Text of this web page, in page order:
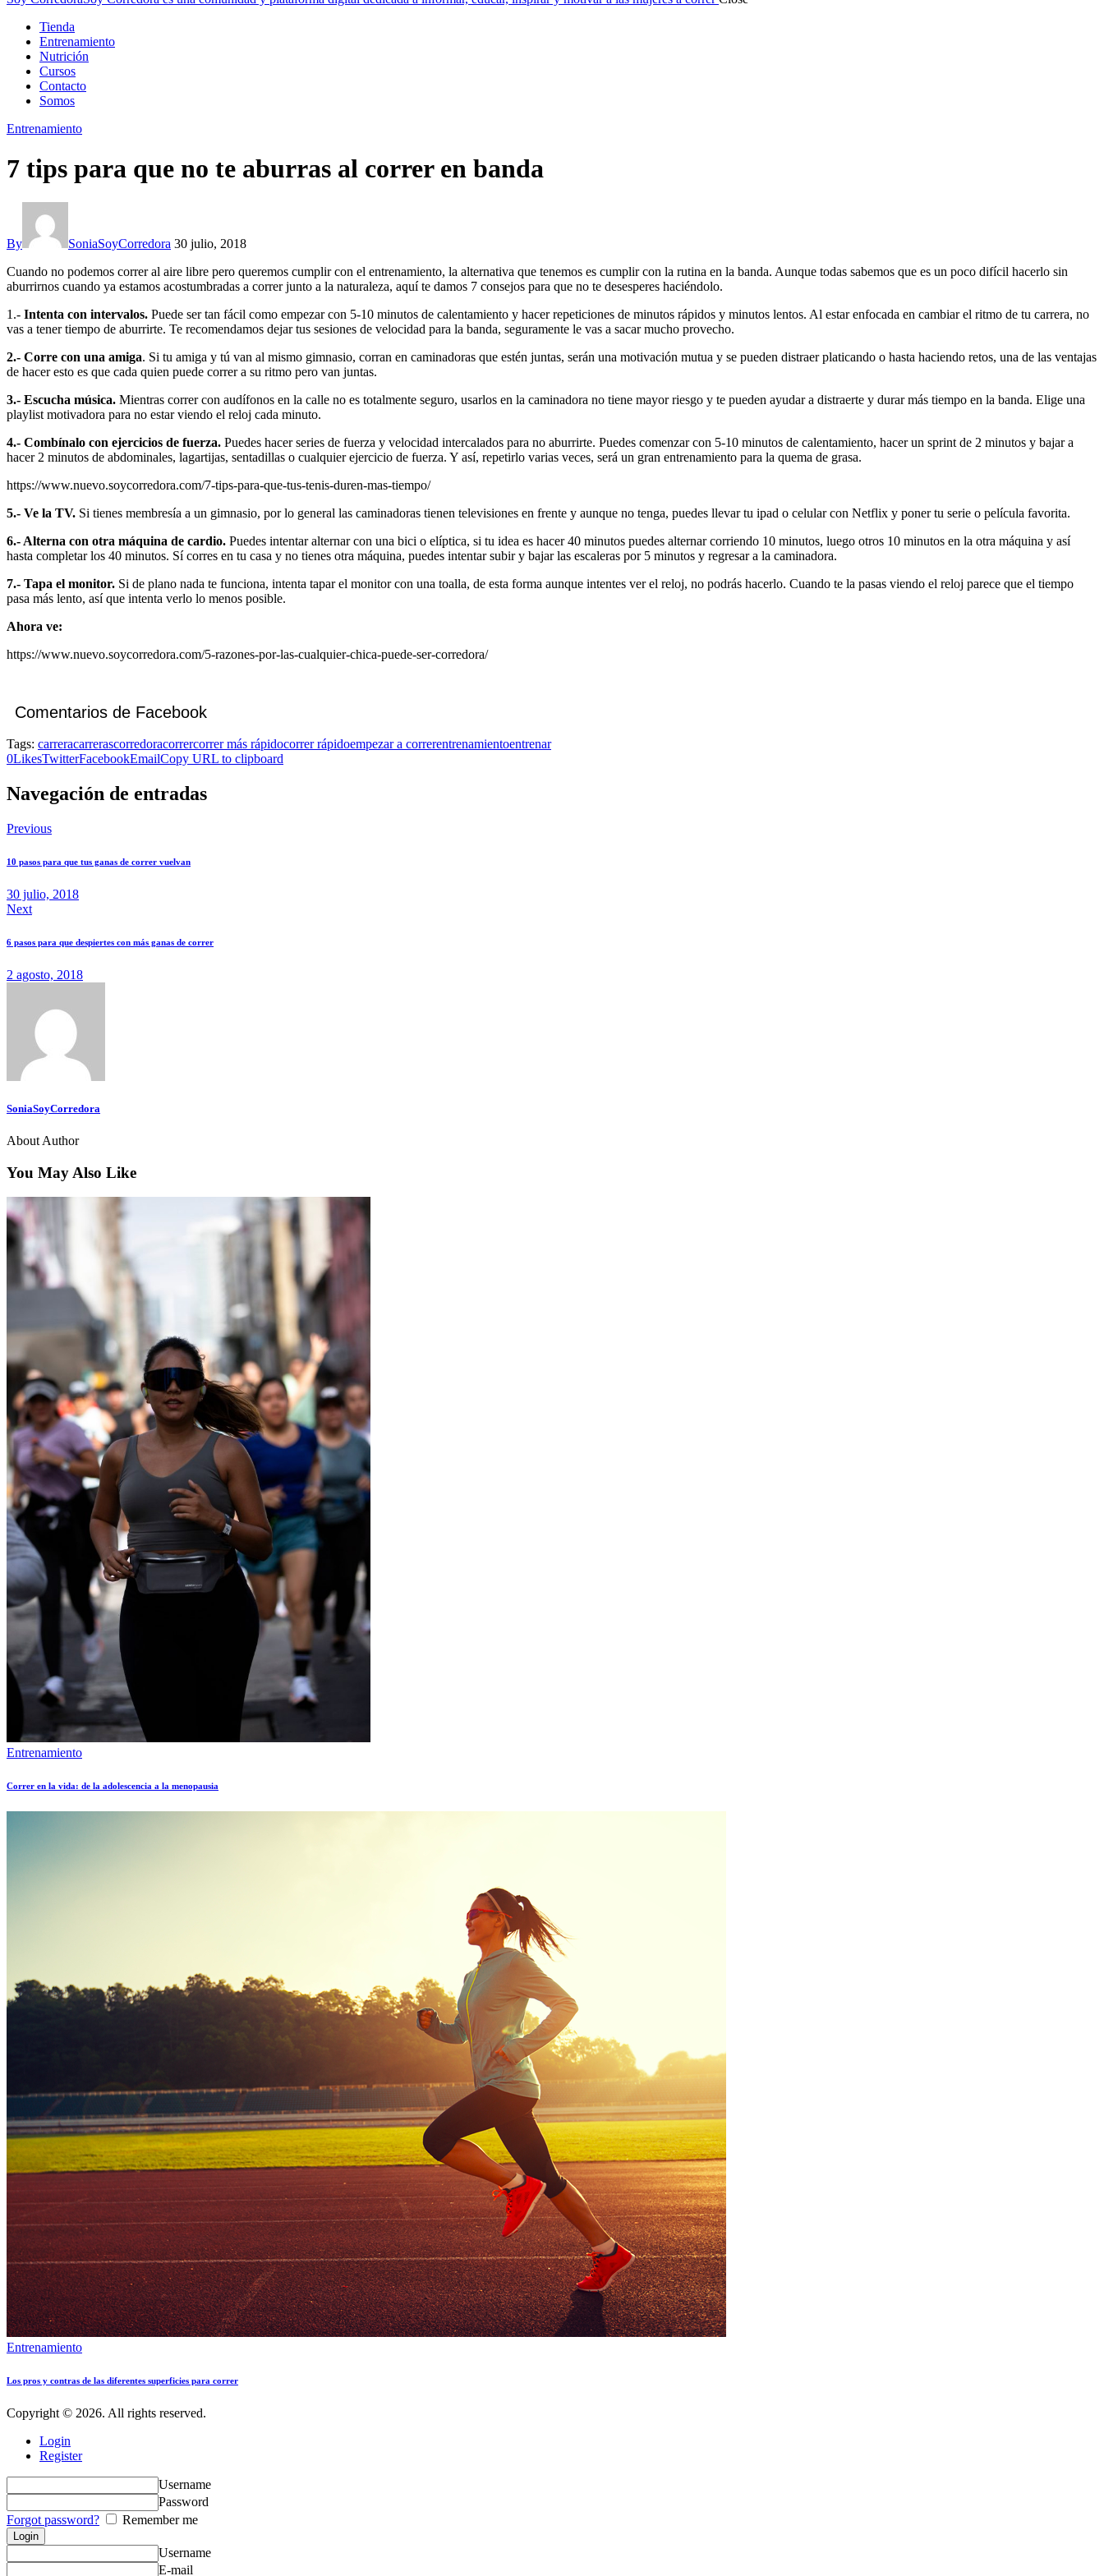
Tienda
Entrenamiento
Nutrición
Cursos
Contacto
Somos
Entrenamiento
7 tips para que no te aburras al correr en banda
By SoniaSoyCorredora 30 julio, 2018
Cuando no podemos correr al aire libre pero queremos cumplir con el entrenamiento, la alternativa que tenemos es cumplir con la rutina en la banda. Aunque todas sabemos que es un poco difícil hacerlo sin
aburrirnos cuando ya estamos acostumbradas a correr junto a la naturaleza, aquí te damos 7 consejos para que no te desesperes haciéndolo.
1.- Intenta con intervalos. Puede ser tan fácil como empezar con 5-10 minutos de calentamiento y hacer repeticiones de minutos rápidos y minutos lentos. Al estar enfocada en cambiar el ritmo de tu carrera, no
vas a tener tiempo de aburrirte. Te recomendamos dejar tus sesiones de velocidad para la banda, seguramente le vas a sacar mucho provecho.
2.- Corre con una amiga. Si tu amiga y tú van al mismo gimnasio, corran en caminadoras que estén juntas, serán una motivación mutua y se pueden distraer platicando o hasta haciendo retos, una de las ventajas
de hacer esto es que cada quien puede correr a su ritmo pero van juntas.
3.- Escucha música. Mientras correr con audífonos en la calle no es totalmente seguro, usarlos en la caminadora no tiene mayor riesgo y te pueden ayudar a distraerte y durar más tiempo en la banda. Elige una
playlist motivadora para no estar viendo el reloj cada minuto.
4.- Combínalo con ejercicios de fuerza. Puedes hacer series de fuerza y velocidad intercalados para no aburrirte. Puedes comenzar con 5-10 minutos de calentamiento, hacer un sprint de 2 minutos y bajar a
hacer 2 minutos de abdominales, lagartijas, sentadillas o cualquier ejercicio de fuerza. Y así, repetirlo varias veces, será un gran entrenamiento para la quema de grasa.
https://www.nuevo.soycorredora.com/7-tips-para-que-tus-tenis-duren-mas-tiempo/
5.- Ve la TV. Si tienes membresía a un gimnasio, por lo general las caminadoras tienen televisiones en frente y aunque no tenga, puedes llevar tu ipad o celular con Netflix y poner tu serie o película favorita.
6.- Alterna con otra máquina de cardio. Puedes intentar alternar con una bici o elíptica, si tu idea es hacer 40 minutos puedes alternar corriendo 10 minutos, luego otros 10 minutos en la otra máquina y así
hasta completar los 40 minutos. Sí corres en tu casa y no tienes otra máquina, puedes intentar subir y bajar las escaleras por 5 minutos y regresar a la caminadora.
7.- Tapa el monitor. Si de plano nada te funciona, intenta tapar el monitor con una toalla, de esta forma aunque intentes ver el reloj, no podrás hacerlo. Cuando te la pasas viendo el reloj parece que el tiempo
pasa más lento, así que intenta verlo lo menos posible.
Ahora ve:
https://www.nuevo.soycorredora.com/5-razones-por-las-cualquier-chica-puede-ser-corredora/
Comentarios de Facebook
Tags: carreracarrerascorredoracorrercorrer más rápidocorrer rápidoempezar a correrentrenamientoentrenar
0LikesTwitterFacebookEmailCopy URL to clipboard
Navegación de entradas
Previous
10 pasos para que tus ganas de correr vuelvan
30 julio, 2018
Next
6 pasos para que despiertes con más ganas de correr
2 agosto, 2018
SoniaSoyCorredora
About Author
You May Also Like
Entrenamiento
Correr en la vida: de la adolescencia a la menopausia
Entrenamiento
Los pros y contras de las diferentes superficies para correr
Copyright © 2026. All rights reserved.
Login
Register
Username
Password
Forgot password?
Remember me
Username
E-mail